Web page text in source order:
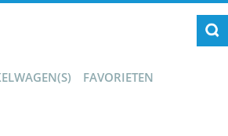
FAVORIETEN